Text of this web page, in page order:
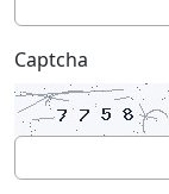
Captcha